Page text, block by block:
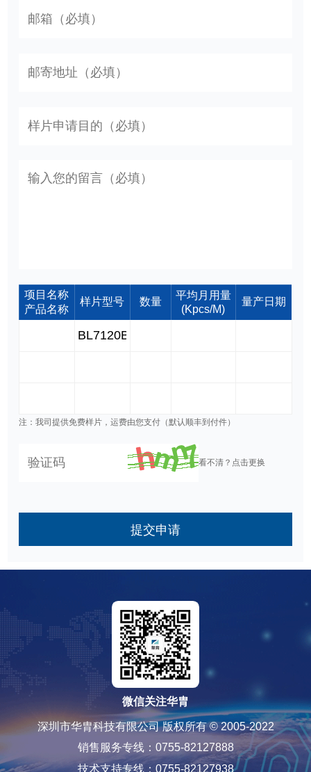
项目名称
产品名称
样片型号 数量
平均月用量
(Kpcs/M)
量产日期
注：我司提供免费样片，运费由您支付（默认顺丰到付件）
看不清？点击更换
提交申请
微信关注华胄
深圳市华胄科技有限公司 版权所有 © 2005-2022
销售服务专线：0755-82127888
技术支持专线：0755-82127938